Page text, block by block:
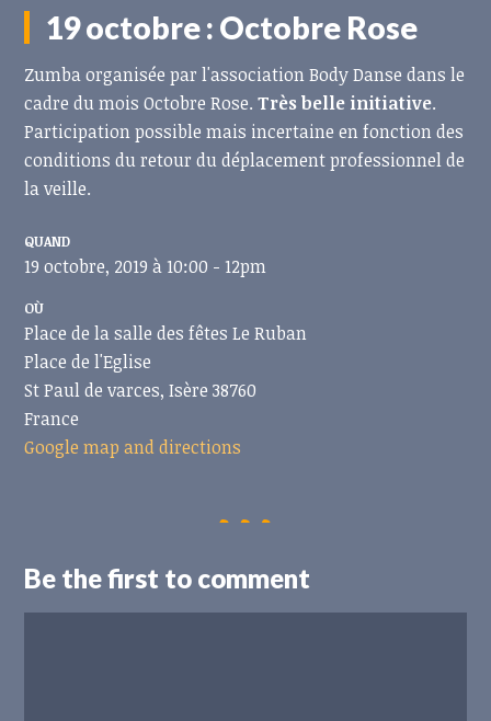
19 octobre : Octobre Rose
Zumba organisée par l'association Body Danse dans le
cadre du mois Octobre Rose.Très belle initiative.
Participation possible mais incertaine en fonction des
conditions du retour du déplacement professionnel de
la veille.
QUAND
19 octobre, 2019 à 10:00 - 12pm
OÙ
Place de la salle des fêtes Le Ruban
Place de l'Eglise
St Paul de varces, Isère 38760
France
Google map and directions
Be the first to comment